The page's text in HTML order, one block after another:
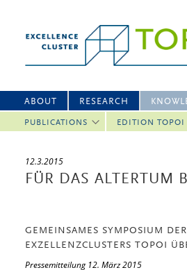
ABOUT RESEARCH
PUBLICATIONS EDITION TOPOI
12.3.2015
FÜR DAS ALTERTUM
GEMEINSAMES SYMPOSIUM
EXZELLENZCLUSTERS TOPOI
Pressemitteilung 12. März 2015